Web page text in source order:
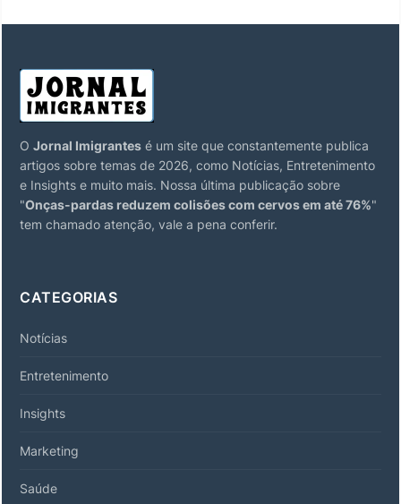
O Jornal Imigrantes é um site que constantemente publica
artigos sobre temas de 2026, como Notícias, Entretenimento
e Insights e muito mais. Nossa última publicação sobre
"Onças-pardas reduzem colisões com cervos em até 76%"
tem chamado atenção, vale a pena conferir.
CATEGORIAS
Notícias
Entretenimento
Insights
Marketing
Saúde